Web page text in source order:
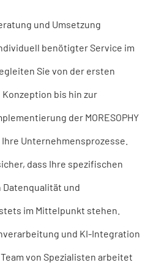
und Umsetzung
benötigter Service im
Sie von der ersten
bis hin zur
der MORESOPHY
Ihre Unternehmensprozesse.
dass Ihre spezifischen
Datenqualität und
im Mittelpunkt stehen.
und KI-Integration
von Spezialisten arbeitet